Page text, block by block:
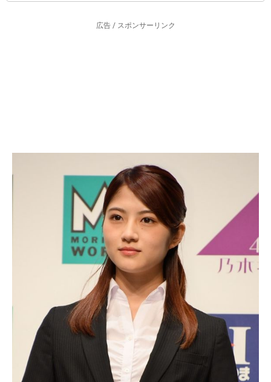
広告 / スポンサーリンク